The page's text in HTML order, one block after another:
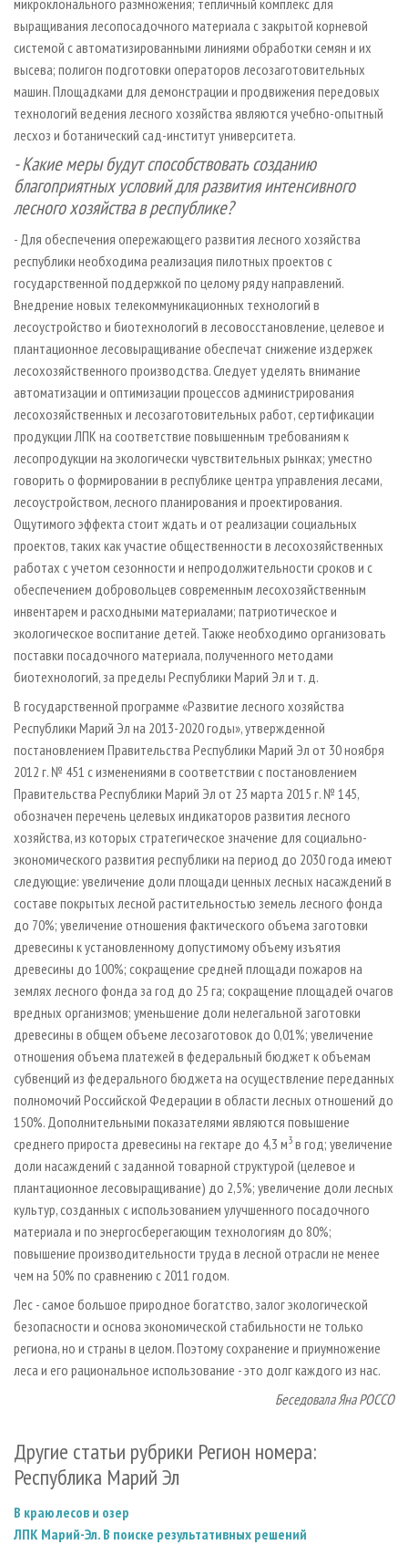
выращивания лесопосадочного материала с закрытой корневой
системой с автоматизированными линиями обработки семян и их
высева; полигон подготовки операторов лесозаготовительных
машин. Площадками для демонстрации и продвижения передовых
технологий ведения лесного хозяйства являются учебно-опытный
лесхоз и ботанический сад-институт университета.
- Какие меры будут способствовать созданию
благоприятных условий для развития интенсивного
лесного хозяйства в республике?
- Для обеспечения опережающего развития лесного хозяйства
республики необходима реализация пилотных проектов с
государственной поддержкой по целому ряду направлений.
Внедрение новых телекоммуникационных технологий в
лесоустройство и биотехнологий в лесовосстановление, целевое и
плантационное лесовыращивание обеспечат снижение издержек
лесохозяйственного производства. Следует уделять внимание
автоматизации и оптимизации процессов администрирования
лесохозяйственных и лесозаготовительных работ, сертификации
продукции ЛПК на соответствие повышенным требованиям к
лесопродукции на экологически чувствительных рынках; уместно
говорить о формировании в республике центра управления лесами,
лесоустройством, лесного планирования и проектирования.
Ощутимого эффекта стоит ждать и от реализации социальных
проектов, таких как участие общественности в лесохозяйственных
работах с учетом сезонности и непродолжительности сроков и с
обеспечением добровольцев современным лесохозяйственным
инвентарем и расходными материалами; патриотическое и
экологическое воспитание детей. Также необходимо организовать
поставки посадочного материала, полученного методами
биотехнологий, за пределы Республики Марий Эл и т. д.
В государственной программе «Развитие лесного хозяйства
Республики Марий Эл на 2013-2020 годы», утвержденной
постановлением Правительства Республики Марий Эл от 30 ноября
2012 г. № 451 с изменениями в соответствии с постановлением
Правительства Республики Марий Эл от 23 марта 2015 г. № 145,
обозначен перечень целевых индикаторов развития лесного
хозяйства, из которых стратегическое значение для социально-
экономического развития республики на период до 2030 года имеют
следующие: увеличение доли площади ценных лесных насаждений в
составе покрытых лесной растительностью земель лесного фонда
до 70%; увеличение отношения фактического объема заготовки
древесины к установленному допустимому объему изъятия
древесины до 100%; сокращение средней площади пожаров на
землях лесного фонда за год до 25 га; сокращение площадей очагов
вредных организмов; уменьшение доли нелегальной заготовки
древесины в общем объеме лесозаготовок до 0,01%; увеличение
отношения объема платежей в федеральный бюджет к объемам
субвенций из федерального бюджета на осуществление переданных
полномочий Российской Федерации в области лесных отношений до
150%. Дополнительными показателями являются повышение
среднего прироста древесины на гектаре до 4,3 м3 в год; увеличение
доли насаждений с заданной товарной структурой (целевое и
плантационное лесовыращивание) до 2,5%; увеличение доли лесных
культур, созданных с использованием улучшенного посадочного
материала и по энергосберегающим технологиям до 80%;
повышение производительности труда в лесной отрасли не менее
чем на 50% по сравнению с 2011 годом.
Лес - самое большое природное богатство, залог экологической
безопасности и основа экономической стабильности не только
региона, но и страны в целом. Поэтому сохранение и приумножение
леса и его рациональное использование - это долг каждого из нас.
Беседовала Яна РОССО
Другие статьи рубрики Регион номера:
Республика Марий Эл
В краю лесов и озер
ЛПК Марий-Эл. В поиске результативных решений